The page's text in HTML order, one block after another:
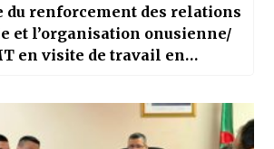
du renforcement des relations
et l’organisation onusienne/
en visite de travail en